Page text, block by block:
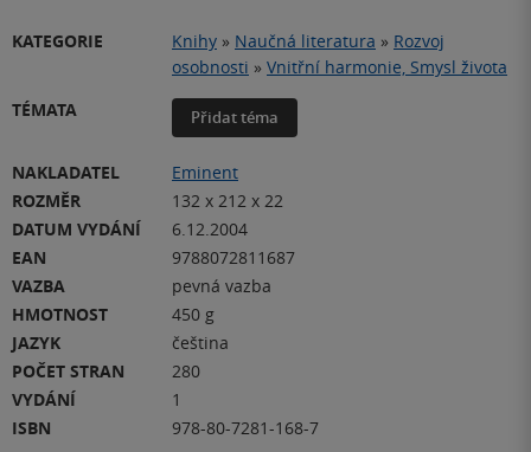
KATEGORIE Knihy » Naučná literatura » Rozvoj
osobnosti » Vnitřní harmonie, Smysl života
TÉMATA
Přidat téma
NAKLADATEL
Eminent
ROZMĚR
132 x 212 x 22
DATUM VYDÁNÍ
6.12.2004
EAN
9788072811687
VAZBA
pevná vazba
HMOTNOST
450 g
JAZYK
čeština
POČET STRAN
280
VYDÁNÍ
1
ISBN
978-80-7281-168-7